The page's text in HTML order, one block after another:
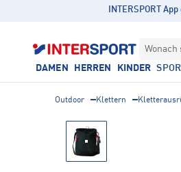
INTERSPORT
Wonach
DAMEN HERREN KINDER
Outdoor Klettern